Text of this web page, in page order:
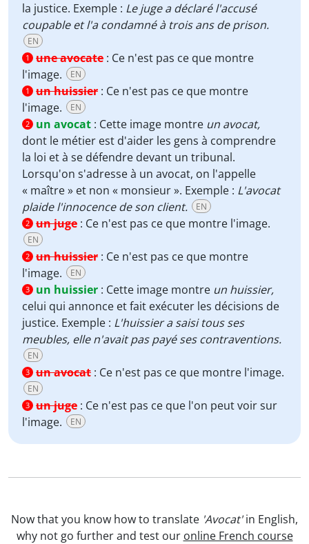
la justice. Exemple : Le juge a déclaré l'accusé
coupable et l'a condamné à trois ans de prison.
EN
1 une avocate : Ce n'est pas ce que montre
l'image.
EN
1 un huissier : Ce n'est pas ce que montre
l'image.
EN
2 un avocat : Cette image montre un avocat,
dont le métier est d'aider les gens à comprendre
la loi et à se défendre devant un tribunal.
Lorsqu'on s'adresse à un avocat, on l'appelle
« maître » et non « monsieur ». Exemple : L'avocat
plaide l'innocence de son client.
EN
2 un juge : Ce n'est pas ce que montre l'image.
EN
2 un huissier : Ce n'est pas ce que montre
l'image.
EN
3 un huissier : Cette image montre un huissier,
celui qui annonce et fait exécuter les décisions de
justice. Exemple : L'huissier a saisi tous ses
meubles, elle n'avait pas payé ses contraventions.
EN
3 un avocat : Ce n'est pas ce que montre l'image.
EN
3 un juge : Ce n'est pas ce que l'on peut voir sur
l'image.
EN
Now that you know how to translate 'Avocat'in English,
why not go further and test our online French course